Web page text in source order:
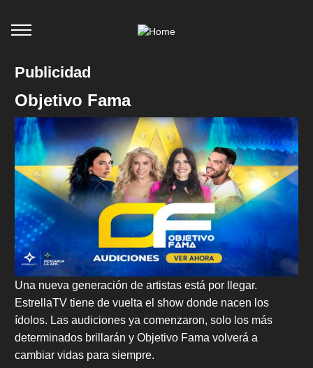
Publicidad
Objetivo Fama
Una nueva generación de artistas está por llegar.
EstrellaTV tiene de vuelta el show donde nacen los
ídolos. Las audiciones ya comenzaron, solo los más
determinados brillarán y Objetivo Fama volverá a
cambiar vidas para siempre.